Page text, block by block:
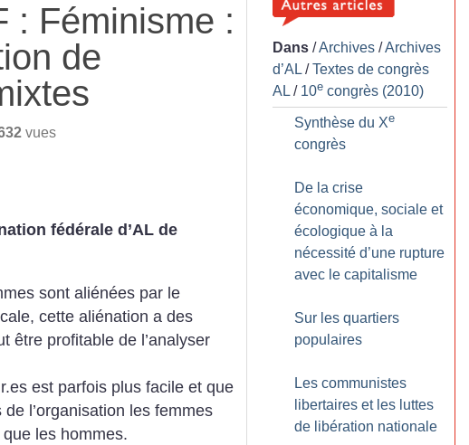
: Féminisme :
de
vues
fédérale d’AL de
sont aliénées par le
cette aliénation a des
être profitable de l’analyser
est parfois plus facile et que
l’organisation les femmes
les hommes.
Dans /Archives /Archives
d’AL /Textes de congrès
AL / 10e congrès (2010)
Synthèse du Xe
congrès
De la crise
économique, sociale et
écologique à la
nécessité d’une rupture
avec le capitalisme
Sur les quartiers
populaires
Les communistes
libertaires et les luttes
de libération nationale